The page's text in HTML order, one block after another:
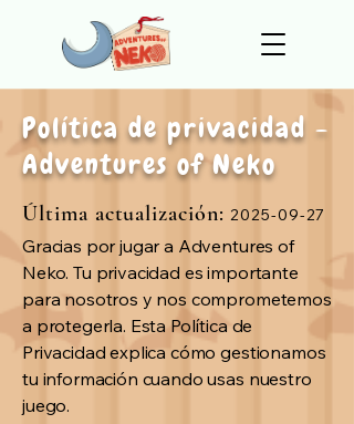
Política de privacidad -
Adventures of Neko
Última actualización: 2025-09-27
Gracias por jugar a Adventures of
Neko. Tu privacidad es importante
para nosotros y nos comprometemos
a protegerla. Esta Política de
Privacidad explica cómo gestionamos
tu información cuando usas nuestro
juego.